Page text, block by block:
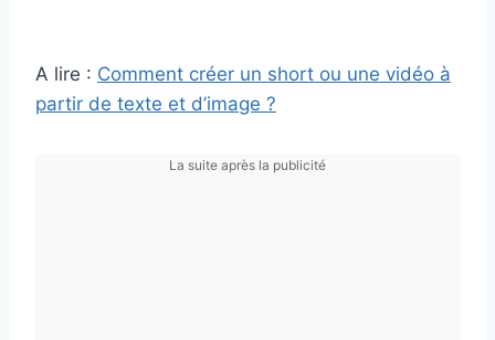
A lire : Comment créer un short ou une vidéo à
partir de texte et d’image ?
La suite après la publicité